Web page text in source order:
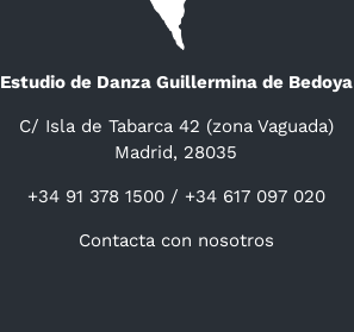
Estudio de Danza Guillermina de Bedoya
C/ Isla de Tabarca 42 (zona Vaguada)
Madrid, 28035
+34 91 378 1500 / +34 617 097 020
Contacta con nosotros